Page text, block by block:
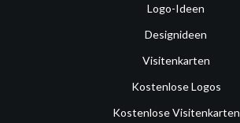
Logo-Ideen
Designideen
Visitenkarten
Kostenlose Logos
Kostenlose Visitenkarten